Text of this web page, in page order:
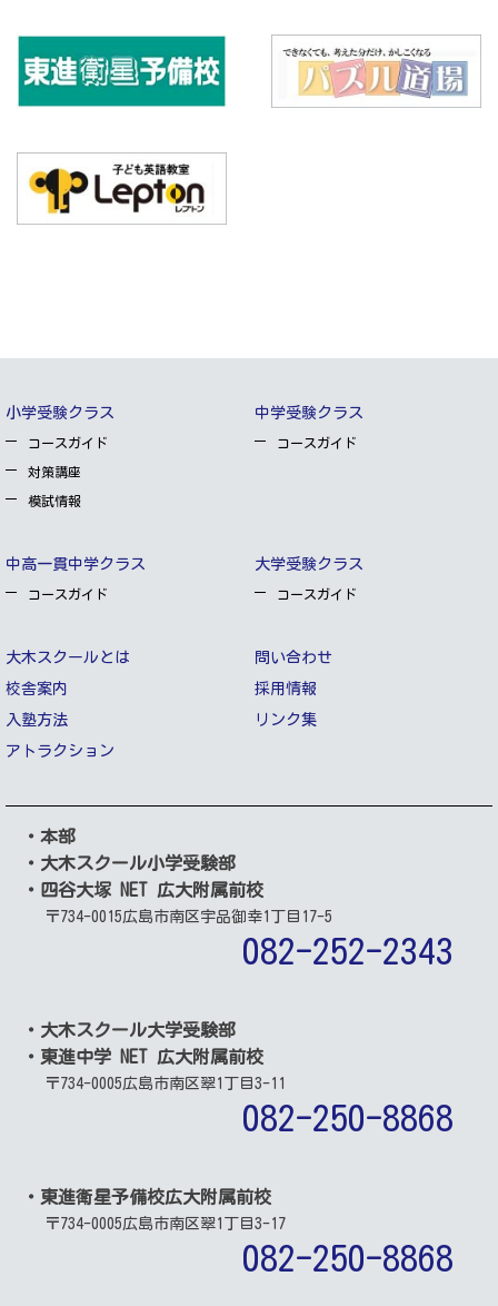
小学受験クラス
コースガイド
対策講座
模試情報
中学受験クラス
コースガイド
中高一貫中学クラス
コースガイド
大学受験クラス
コースガイド
大木スクールとは
校舎案内
入塾方法
アトラクション
問い合わせ
採用情報
リンク集
・本部
・大木スクール小学受験部
・四谷大塚 NET 広大附属前校
〒734-0015広島市南区宇品御幸1丁目17-5
082-252-2343
・大木スクール大学受験部
・東進中学 NET 広大附属前校
〒734-0005広島市南区翠1丁目3-11
082-250-8868
・東進衛星予備校広大附属前校
〒734-0005広島市南区翠1丁目3-17
082-250-8868